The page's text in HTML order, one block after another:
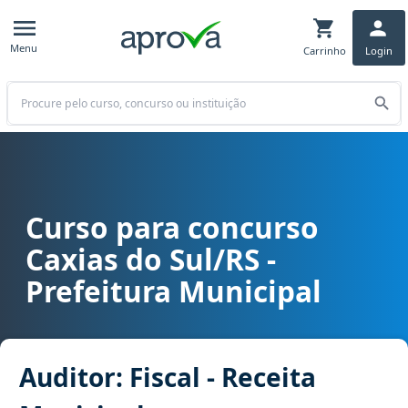
Menu Carrinho Login
Buscar
Curso para concurso Caxias do Sul/RS - Prefeitura Municipal
Curso para concurso
Caxias do Sul/RS -
Prefeitura Municipal
Auditor: Fiscal - Receita